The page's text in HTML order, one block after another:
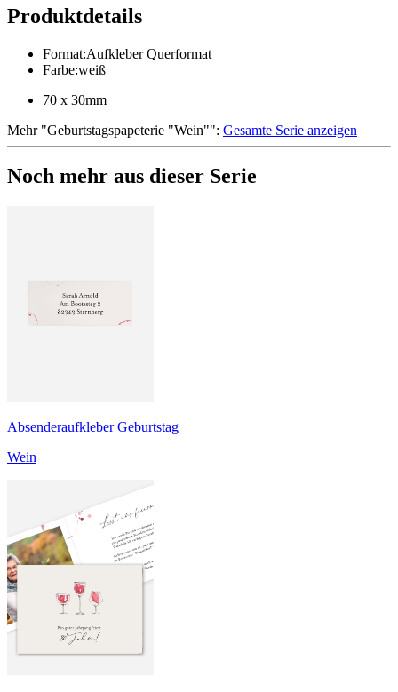
Produktdetails
Format:Aufkleber Querformat
Farbe:weiß
70 x 30mm
Mehr"Geburtstagspapeterie "Wein"": Gesamte Serie anzeigen
Noch mehr aus dieser Serie
Absenderaufkleber Geburtstag
Wein